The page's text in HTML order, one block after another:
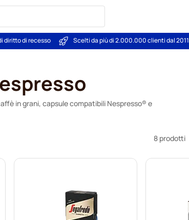
diritto di recesso Scelti da più di 2.000.000 clienti dal 2011
in grani, capsule compatibili Nespresso® e
8 prodotti